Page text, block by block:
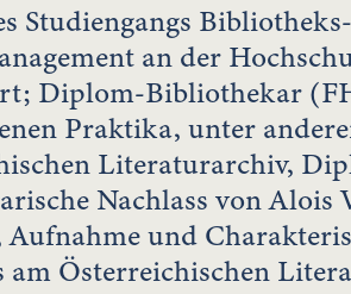
Studiengangs
an der
Diplom-Bibliothekar
Praktika, unter
Literaturarchiv,
Nachlass von Alois
und
am Österreichischen